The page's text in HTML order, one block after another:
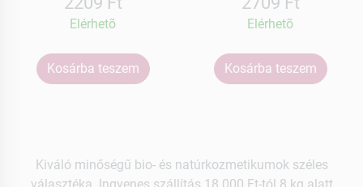
Elérhetõ
Kosárba teszem
Elérhetõ
Kosárba teszem
Kiváló minőségű bio- és natúrkozmetikumok széles
választéka. Ingyenes szállítás 18.000 Ft-tól 8 kg alatt